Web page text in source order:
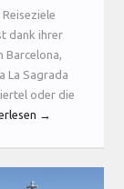
dank ihrer
Barcelona,
La Sagrada
oder die
→